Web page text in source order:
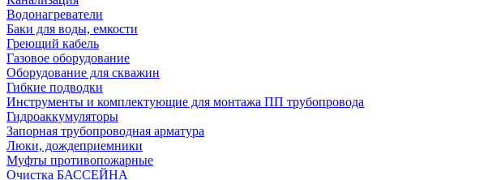
Водонагреватели
Баки для воды, емкости
Греющий кабель
Газовое оборудование
Оборудование для скважин
Гибкие подводки
Инструменты и комплектующие для монтажа ПП трубопровода
Гидроаккумуляторы
Запорная трубопроводная арматура
Люки, дождеприемники
Муфты противопожарные
Очистка БАССЕЙНА